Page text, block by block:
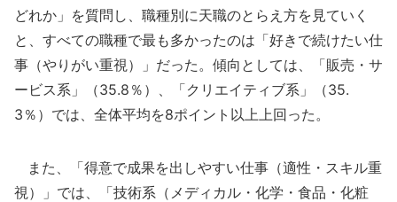
どれか」を質問し、職種別に天職のとらえ方を見ていく
と、すべての職種で最も多かったのは「好きで続けたい仕
事（やりがい重視）」だった。傾向としては、「販売・サ
ービス系」（35.8％）、「クリエイティブ系」（35.
3％）では、全体平均を8ポイント以上上回った。
また、「得意で成果を出しやすい仕事（適性・スキル重
視）」では、「技術系（メディカル・化学・食品・化粧